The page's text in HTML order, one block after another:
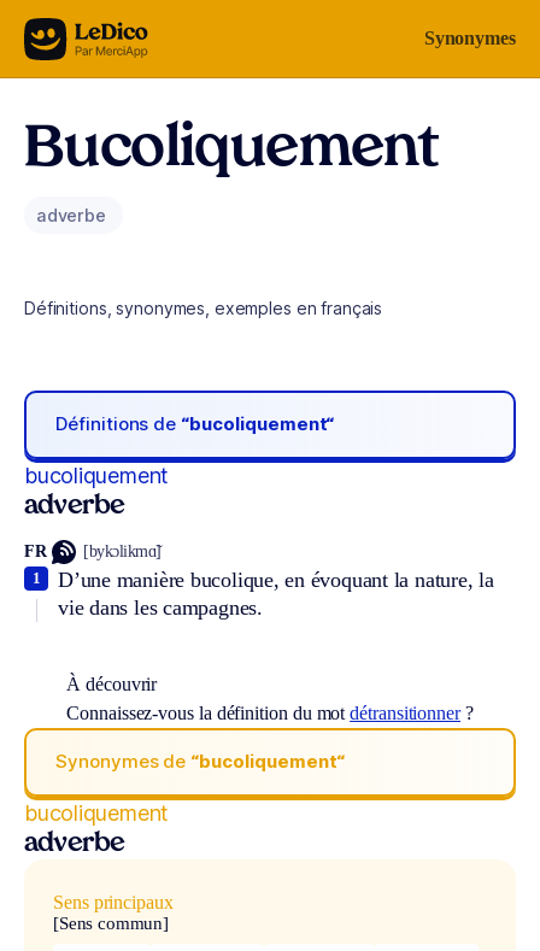
Aller au contenu Synonymes
Bucoliquement
adverbe
Définitions, synonymes, exemples en français
Définitions de “bucoliquement“
bucoliquement
adverbe
FR [bykɔlikmɑ̃]
D’une manière bucolique, en évoquant la nature, la
vie dans les campagnes.
1
À découvrir
Connaissez-vous la définition du motdétransitionner?
Synonymes de “bucoliquement“
bucoliquement
adverbe
Sens principaux
[Sens commun]